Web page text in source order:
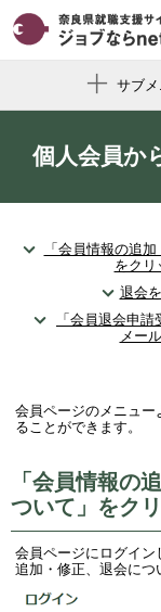
サブ
個人会員か
「会員情報の追
をクリ
退会
「会員退会申
メー
会員ページのメニュー
ることができます。
「会員情報の
ついて」をク
会員ページにログイ
追加・修正、退会につ